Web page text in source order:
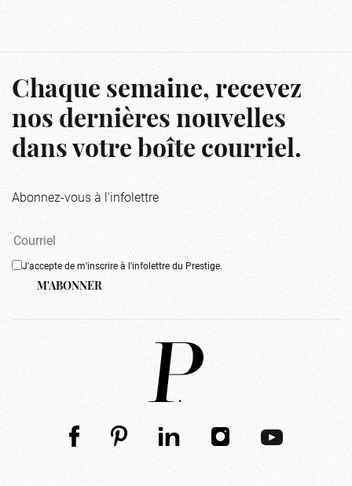
Chaque semaine, recevez
nos dernières nouvelles
dans votre boîte courriel.
Abonnez-vous à l'infolettre
J'accepte de m'inscrire à l'infolettre du Prestige.
M'ABONNER